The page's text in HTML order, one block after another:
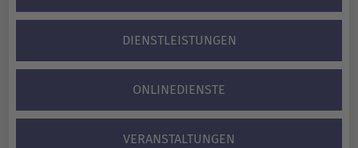
DIENSTLEISTUNGEN
ONLINEDIENSTE
VERANSTALTUNGEN